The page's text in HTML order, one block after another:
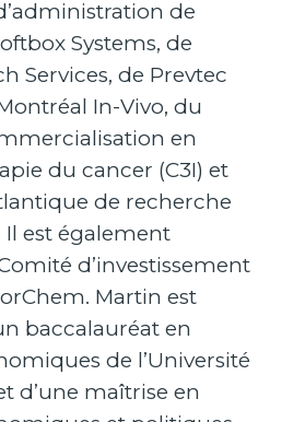
de
Systems, de
Services, de Prevtec
In-Vivo, du
en
du cancer (C3I) et
de recherche
Il est également
d’investissement
Martin est
baccalauréat en
de l’Université
d’une maîtrise en